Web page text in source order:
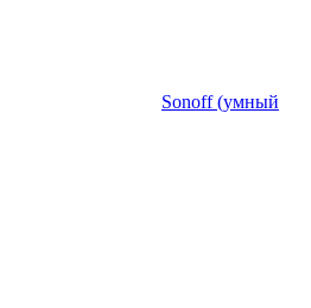
Sonoff (умный